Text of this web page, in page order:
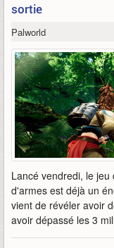
sortie
Palworld
Lancé vendredi, le
d'armes est déjà un
vient de révéler avoir
avoir dépassé les 3